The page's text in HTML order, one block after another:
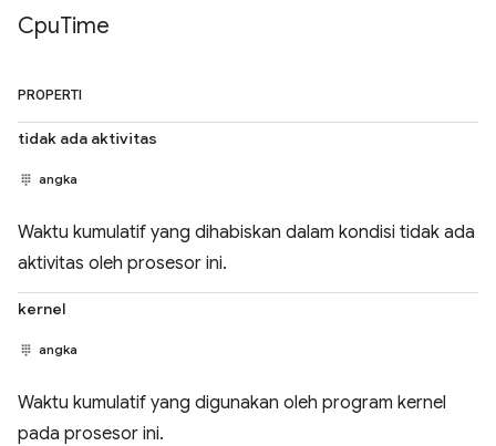
CpuTime
PROPERTI
tidak ada aktivitas
angka
Waktu kumulatif yang dihabiskan dalam kondisi tidak ada
aktivitas oleh prosesor ini.
kernel
angka
Waktu kumulatif yang digunakan oleh program kernel
pada prosesor ini.